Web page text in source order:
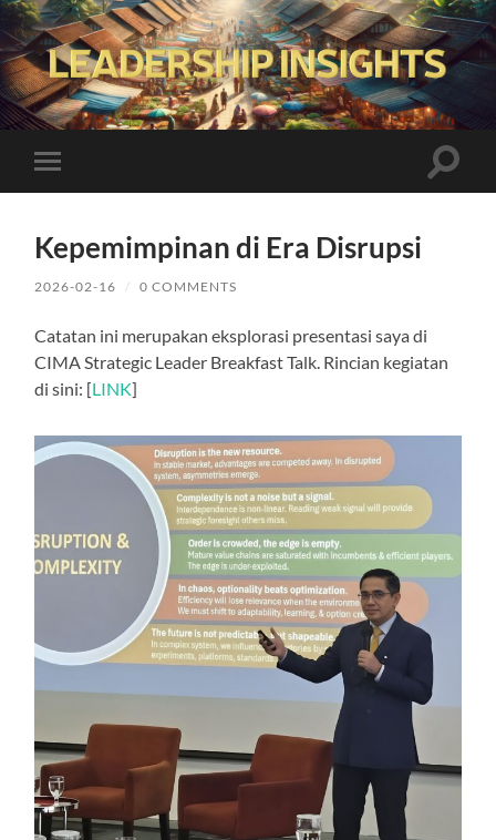
Leadership
Insights
mobile
Toggle
Kepemimpinan di Era Disrupsi
2026-02-16 / 0 COMMENTS
Catatan ini merupakan eksplorasi presentasi saya di
CIMA Strategic Leader Breakfast Talk. Rincian kegiatan
di sini: [LINK]